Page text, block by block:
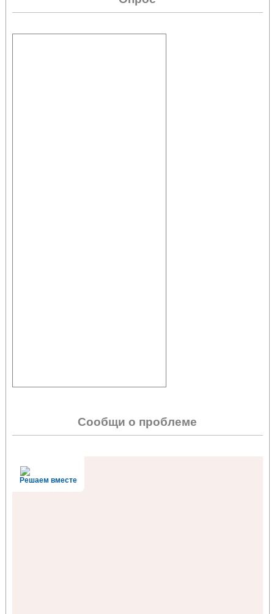
Сообщи о проблеме
Решаем вместе